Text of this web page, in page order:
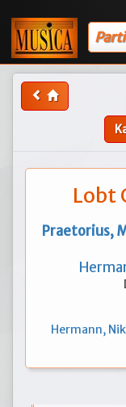
Lobt
Praetorius,
Hermann,